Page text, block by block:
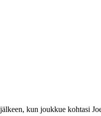
kun joukkue kohtasi